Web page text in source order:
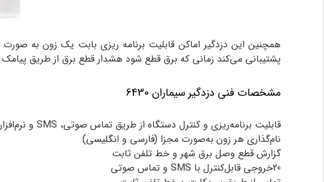
پشتیبانی می‌کند زمانی که برق قطع شود هشدار قطع برق از طریق
مشخصات فنی دزدگیر سیماران 6430
قابلیت برنامه‌ریزی و کنترل دستگاه از طریق تماس صوتی، SMS و نرم‌افزارهای IOS , ANDROID
نام‌گذاری هر زون به‌صورت مجزا (فارسی و انگلیسی)
گزارش قطع وصل برق شهر و خط تلفن ثابت
20خروجی قابل‌کنترل با SMS و تماس صوتی